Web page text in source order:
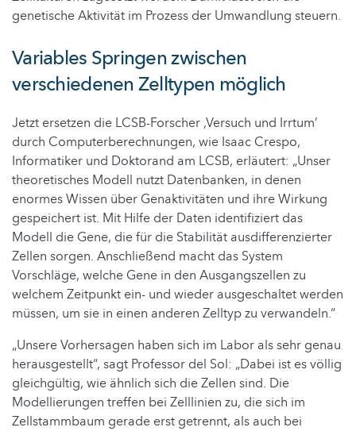
genetische Aktivität im Prozess der Umwandlung steuern.
Variables Springen zwischen
verschiedenen Zelltypen möglich
Jetzt ersetzen die LCSB-Forscher ‚Versuch und Irrtum’
durch Computerberechnungen, wie Isaac Crespo,
Informatiker und Doktorand am LCSB, erläutert: „Unser
theoretisches Modell nutzt Datenbanken, in denen
enormes Wissen über Genaktivitäten und ihre Wirkung
gespeichert ist. Mit Hilfe der Daten identifiziert das
Modell die Gene, die für die Stabilität ausdifferenzierter
Zellen sorgen. Anschließend macht das System
Vorschläge, welche Gene in den Ausgangszellen zu
welchem Zeitpunkt ein- und wieder ausgeschaltet werden
müssen, um sie in einen anderen Zelltyp zu verwandeln.“
„Unsere Vorhersagen haben sich im Labor als sehr genau
herausgestellt“, sagt Professor del Sol: „Dabei ist es völlig
gleichgültig, wie ähnlich sich die Zellen sind. Die
Modellierungen treffen bei Zelllinien zu, die sich im
Zellstammbaum gerade erst getrennt, als auch bei